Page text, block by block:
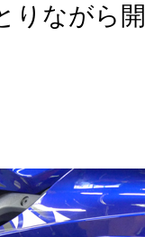
りながら